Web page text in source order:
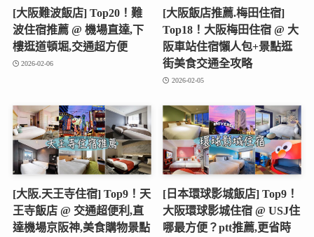
[大阪難波飯店] Top20！難
波住宿推薦 @ 機場直達,下
樓逛道頓堀,交通超方便
2026-02-06
[大阪飯店推薦.梅田住宿]
Top18！大阪梅田住宿 @ 大
阪車站住宿懶人包+景點逛
街美食交通全攻略
2026-02-05
[大阪.天王寺住宿] Top9！天
王寺飯店 @ 交通超便利,直
達機場京阪神,美食購物景點
[日本環球影城飯店] Top9！
大阪環球影城住宿 @ USJ住
哪最方便？ptt推薦,更省時